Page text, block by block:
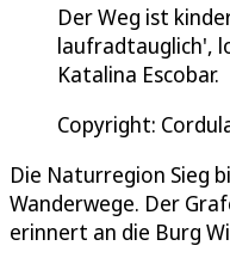
Der Weg ist
laufradtauglich',
Katalina Escobar.
Copyright:
Die Naturregion Sieg
Wanderwege. Der
erinnert an die Burg